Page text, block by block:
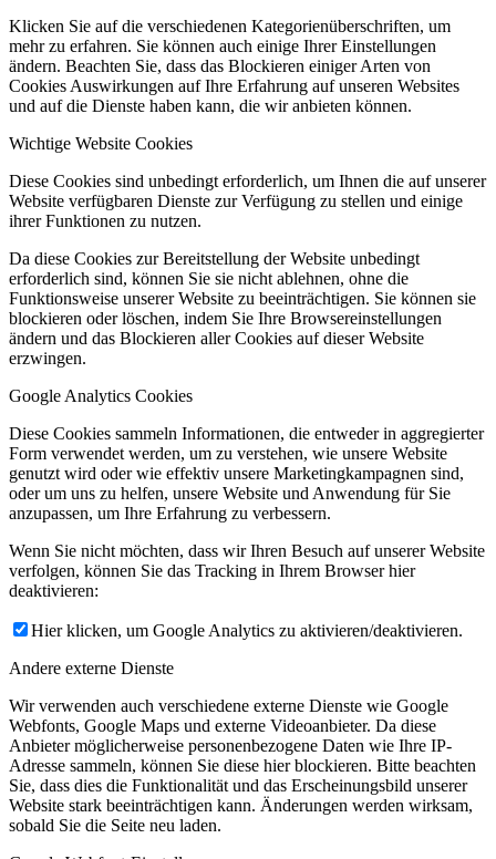
Klicken Sie auf die verschiedenen Kategorienüberschriften, um
mehr zu erfahren. Sie können auch einige Ihrer Einstellungen
ändern. Beachten Sie, dass das Blockieren einiger Arten von
Cookies Auswirkungen auf Ihre Erfahrung auf unseren Websites
und auf die Dienste haben kann, die wir anbieten können.
Wichtige Website Cookies
Diese Cookies sind unbedingt erforderlich, um Ihnen die auf unserer
Website verfügbaren Dienste zur Verfügung zu stellen und einige
ihrer Funktionen zu nutzen.
Da diese Cookies zur Bereitstellung der Website unbedingt
erforderlich sind, können Sie sie nicht ablehnen, ohne die
Funktionsweise unserer Website zu beeinträchtigen. Sie können sie
blockieren oder löschen, indem Sie Ihre Browsereinstellungen
ändern und das Blockieren aller Cookies auf dieser Website
erzwingen.
Google Analytics Cookies
Diese Cookies sammeln Informationen, die entweder in aggregierter
Form verwendet werden, um zu verstehen, wie unsere Website
genutzt wird oder wie effektiv unsere Marketingkampagnen sind,
oder um uns zu helfen, unsere Website und Anwendung für Sie
anzupassen, um Ihre Erfahrung zu verbessern.
Wenn Sie nicht möchten, dass wir Ihren Besuch auf unserer Website
verfolgen, können Sie das Tracking in Ihrem Browser hier
deaktivieren:
Hier klicken, um Google Analytics zu aktivieren/deaktivieren.
Andere externe Dienste
Wir verwenden auch verschiedene externe Dienste wie Google
Webfonts, Google Maps und externe Videoanbieter. Da diese
Anbieter möglicherweise personenbezogene Daten wie Ihre IP-
Adresse sammeln, können Sie diese hier blockieren. Bitte beachten
Sie, dass dies die Funktionalität und das Erscheinungsbild unserer
Website stark beeinträchtigen kann. Änderungen werden wirksam,
sobald Sie die Seite neu laden.